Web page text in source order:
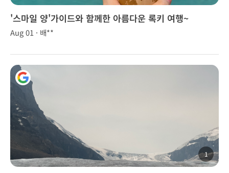
'스마일 양'가이드와 함께한 아름다운 록키 여행~
Aug 01 · 배**
1